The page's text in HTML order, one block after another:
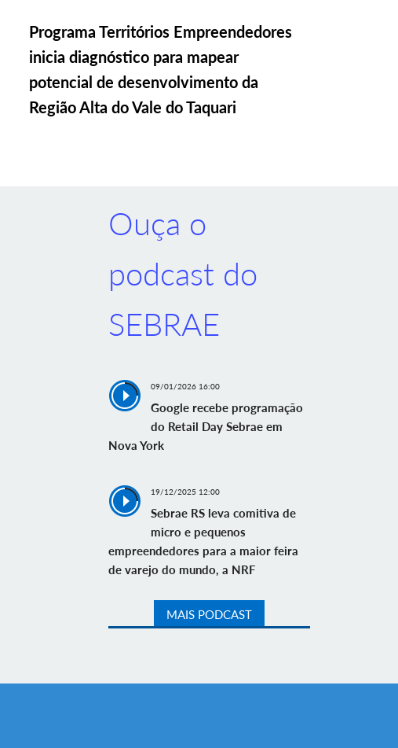
Programa Territórios Empreendedores
inicia diagnóstico para mapear
potencial de desenvolvimento da
Região Alta do Vale do Taquari
Ouça o
podcast do
SEBRAE
09/01/2026 16:00
Google recebe programação
do Retail Day Sebrae em
Nova York
19/12/2025 12:00
Sebrae RS leva comitiva de
micro e pequenos
empreendedores para a maior feira
de varejo do mundo, a NRF
MAIS PODCAST